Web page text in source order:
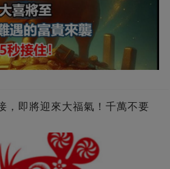
，即將迎來大福氣！千萬不要